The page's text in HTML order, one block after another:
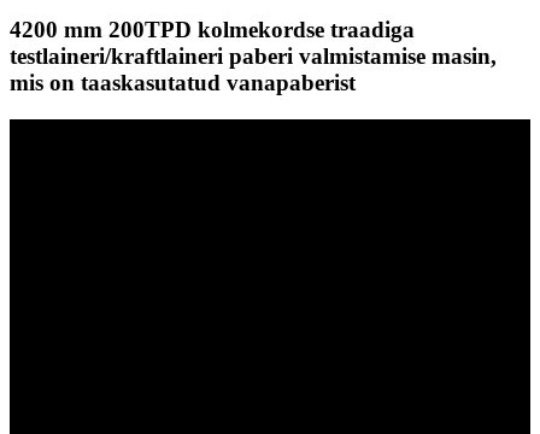
4200 mm 200TPD kolmekordse traadiga
testlaineri/kraftlaineri paberi valmistamise masin,
mis on taaskasutatud vanapaberist